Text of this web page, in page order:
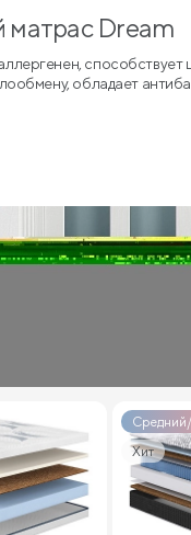
матрас Dream
способствует
обладает
Хит